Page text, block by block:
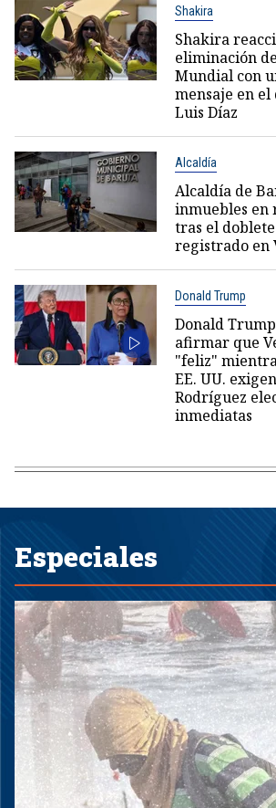
Shakira
Shakira
eliminación
Mundial con
mensaje en el
Luis Díaz
Alcaldía
Alcaldía de
inmuebles en
tras el
registrado en
Donald Trump
Donald
afirmar que
"feliz"
EE. UU.
Rodríguez
inmediatas
Especiales